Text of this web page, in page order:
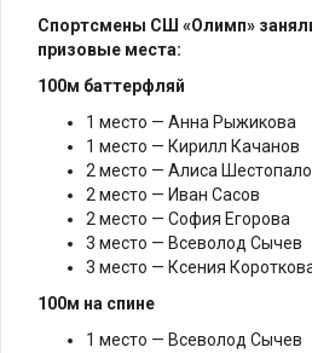
Спортсмены СШ «Олимп»
призовые места:
100м баттерфляй
1 место — Анна Рыжикова
1 место — Кирилл Качанов
2 место — Алиса
2 место — Иван Сасов
2 место — София Егорова
3 место — Всеволод Сычев
3 место — Ксения
100м на спине
1 место — Всеволод Сычев